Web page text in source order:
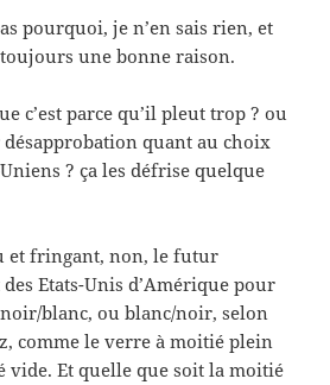
pourquoi, je n’en sais rien, et
une bonne raison.
c’est parce qu’il pleut trop ? ou
quant au choix
? ça les défrise quelque
et fringant, non, le futur
Etats-Unis d’Amérique pour
noir/blanc, ou blanc/noir, selon
comme le verre à moitié plein
vide. Et quelle que soit la moitié